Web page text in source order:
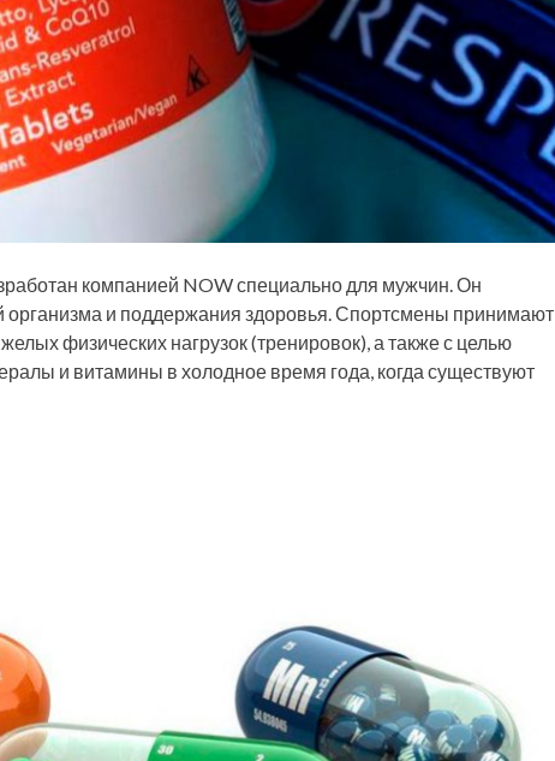
компанией NOW специально для мужчин. Он
и поддержания здоровья. Спортсмены принимают
физических нагрузок (тренировок), а также с целью
и витамины в холодное время года, когда существуют